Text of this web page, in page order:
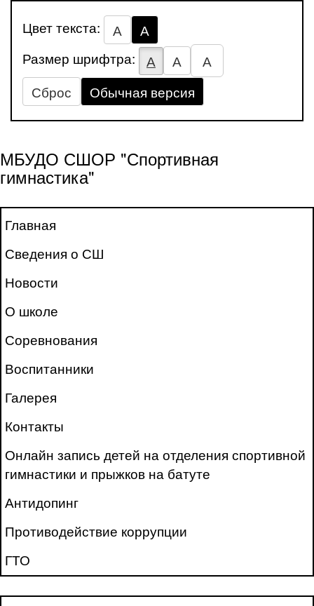
Цвет текста: А
А
Размер шрифтра:
А А
А
Сброс
Обычная версия
МБУДО СШОР "Спортивная
гимнастика"
Главная
Сведения о СШ
Новости
О школе
Соревнования
Воспитанники
Галерея
Контакты
Онлайн запись детей на отделения спортивной
гимнастики и прыжков на батуте
Антидопинг
Противодействие коррупции
ГТО